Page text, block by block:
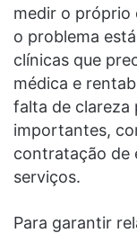
medir o próprio
o problema
clínicas que
médica e
falta de clareza
importantes,
contratação de
serviços.
Para garantir